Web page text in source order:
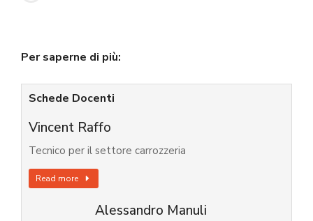
Per saperne di più:
Schede Docenti
Vincent Raffo
Tecnico per il settore carrozzeria
Read more
Alessandro Manuli